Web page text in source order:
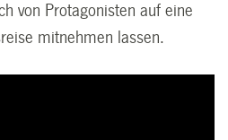
von Protagonisten auf eine
mitnehmen lassen.